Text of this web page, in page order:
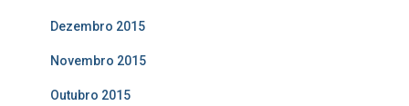
Dezembro 2015
Novembro 2015
Outubro 2015